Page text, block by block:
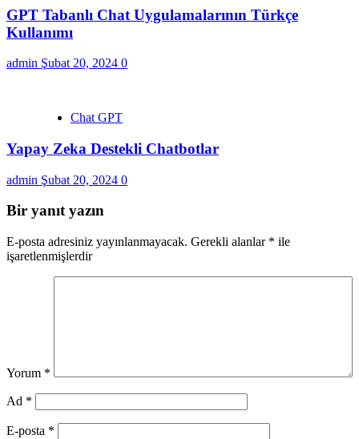
GPT Tabanlı Chat Uygulamalarının Türkçe
Kullanımı
admin Şubat 20, 2024 0
Chat GPT
Yapay Zeka Destekli Chatbotlar
admin Şubat 20, 2024 0
Bir yanıt yazın
E-posta adresiniz yayınlanmayacak. Gerekli alanlar * ile
işaretlenmişlerdir
Yorum *
Ad *
E-posta *